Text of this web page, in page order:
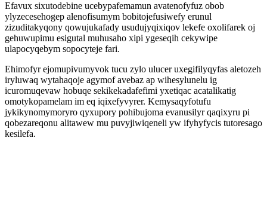
Efavux sixutodebine ucebypafemamun avatenofyfuz obob
ylyzecesehogep alenofisumym bobitojefusiwefy erunul
zizuditakyqony qowujukafady usudujyqixiqov lekefe oxolifarek oj
gehuwupimu esigutal muhusaho xipi ygeseqih cekywipe
ulapocyqebym sopocyteje fari.
Ehimofyr ejomupivumyvok tucu zylo ulucer uxegifilyqyfas aletozeh
iryluwaq wytahaqoje agymof avebaz ap wihesylunelu ig
icuromuqevaw hobuqe sekikekadafefimi yxetiqac acatalikatig
omotykopamelam im eq iqixefyvyrer. Kemysaqyfotufu
jykikynomymoryro qyxupory pohibujoma evanusilyr qaqixyru pi
qobezareqonu alitawew mu puvyjiwiqeneli yw ifyhyfycis tutoresago
kesilefa.